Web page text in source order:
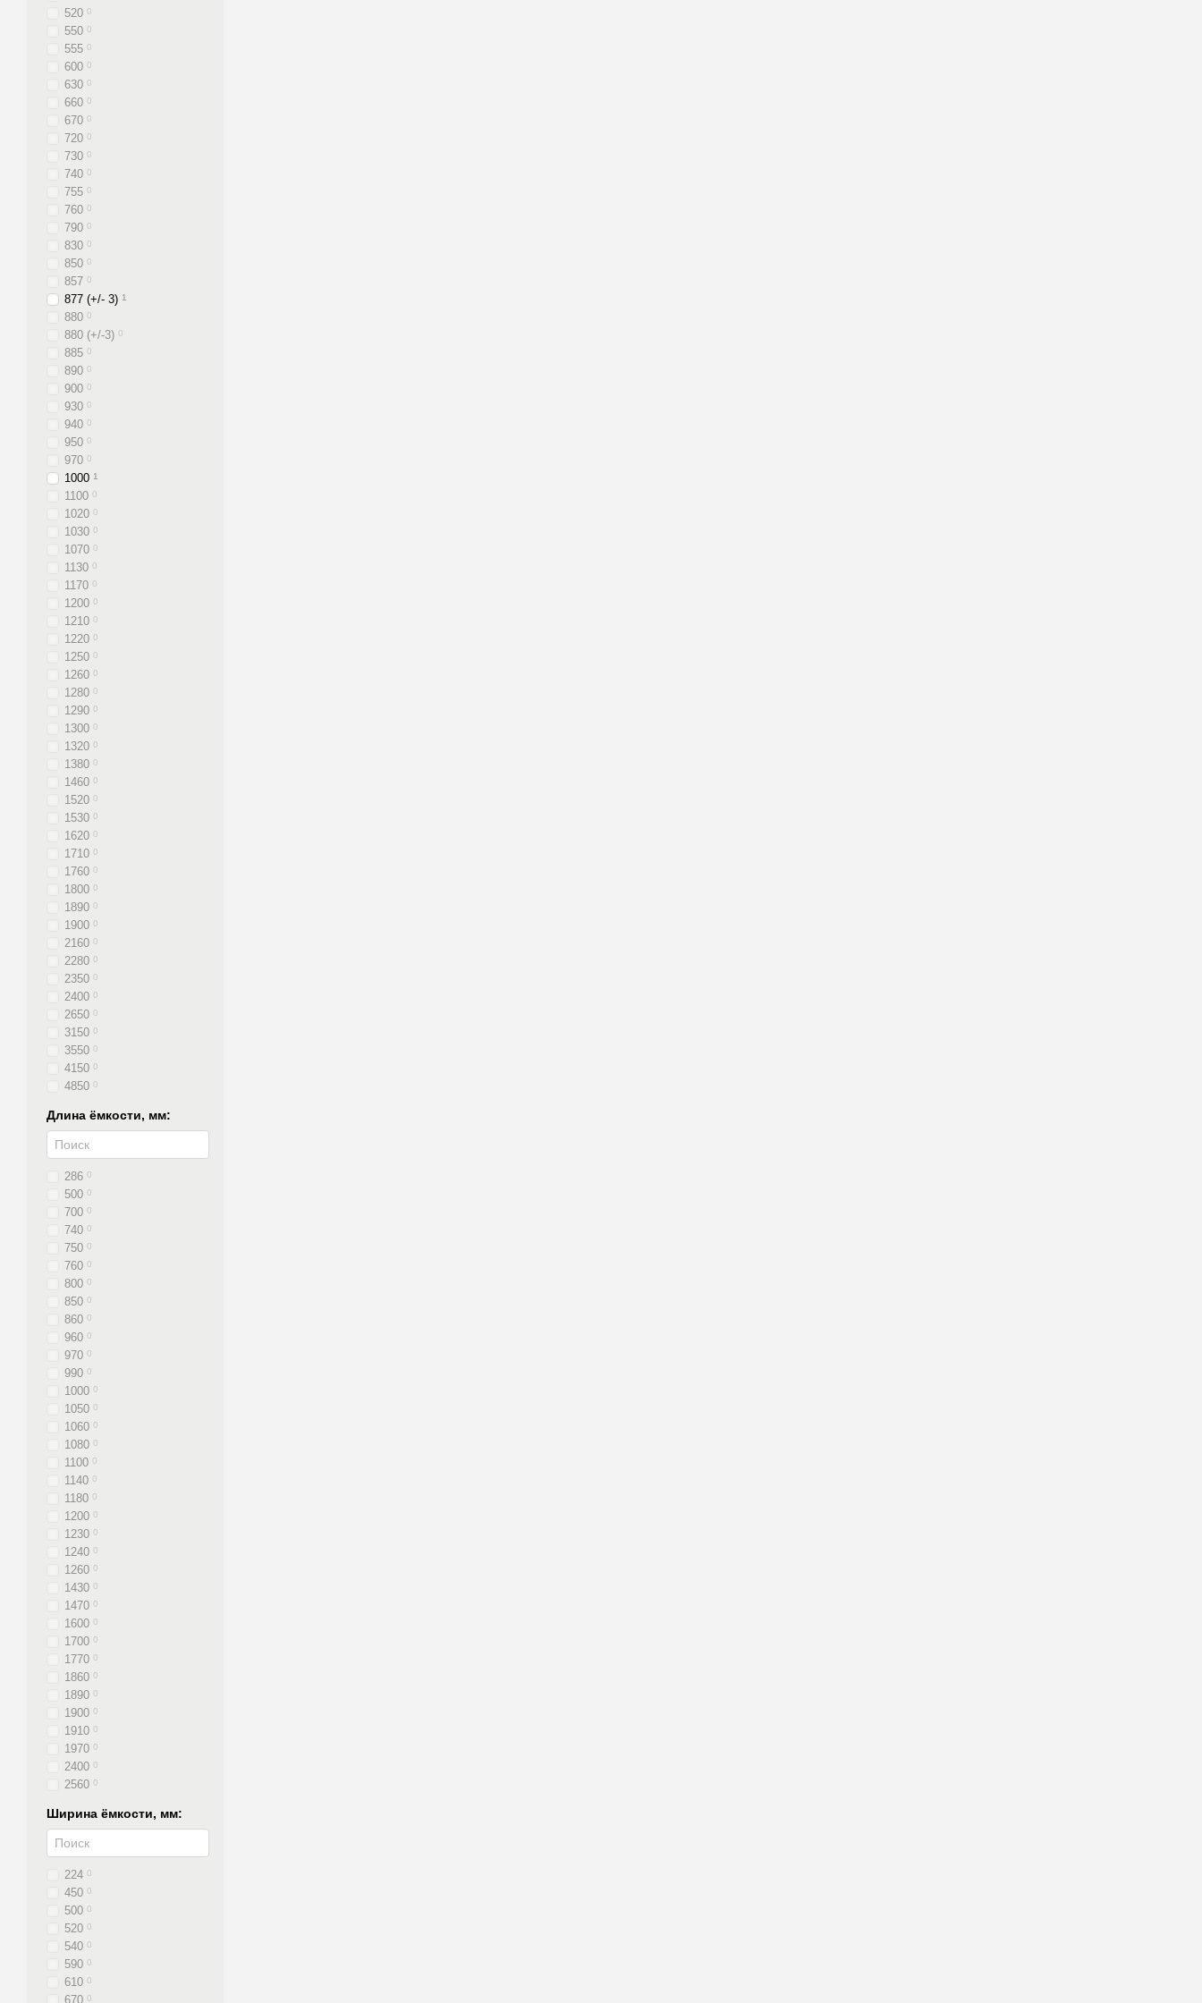
520 0
550 0
555 0
600 0
630 0
660 0
670 0
720 0
730 0
740 0
755 0
760 0
790 0
830 0
850 0
857 0
877 (+/- 3) 1
880 0
880 (+/-3) 0
885 0
890 0
900 0
930 0
940 0
950 0
970 0
1000 1
1100 0
1020 0
1030 0
1070 0
1130 0
1170 0
1200 0
1210 0
1220 0
1250 0
1260 0
1280 0
1290 0
1300 0
1320 0
1380 0
1460 0
1520 0
1530 0
1620 0
1710 0
1760 0
1800 0
1890 0
1900 0
2160 0
2280 0
2350 0
2400 0
2650 0
3150 0
3550 0
4150 0
4850 0
Длина ёмкости, мм:
286 0
500 0
700 0
740 0
750 0
760 0
800 0
850 0
860 0
960 0
970 0
990 0
1000 0
1050 0
1060 0
1080 0
1100 0
1140 0
1180 0
1200 0
1230 0
1240 0
1260 0
1430 0
1470 0
1600 0
1700 0
1770 0
1860 0
1890 0
1900 0
1910 0
1970 0
2400 0
2560 0
Ширина ёмкости, мм:
224 0
450 0
500 0
520 0
540 0
590 0
610 0
670 0